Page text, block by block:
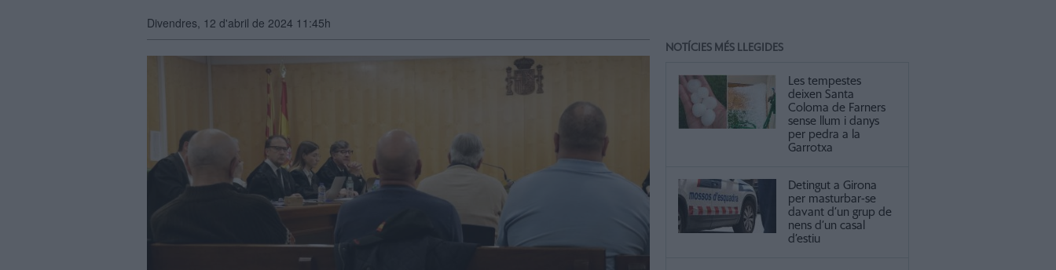
Divendres, 12 d'abril de 2024 11:45h
NOTÍCIES MÉS LLEGIDES
Les tempestes
deixen Santa
Coloma de Farners
sense llum i danys
per pedra a la
Garrotxa
Detingut a Girona
per masturbar-se
davant d’un grup de
nens d’un casal
d’estiu